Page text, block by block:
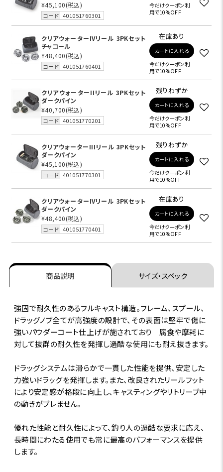
¥45,100(税込)
コード 401051760301
今だけクーポン利
用で10%OFF
クリアウォーターIVリール 3PKセット
チャコール
¥48,400(税込)
コード 401051760401
在庫あり
カートに入れる
今だけクーポン利
用で10%OFF
クリアウォーターIIリール 3PKセット
ダークパイン
¥40,700(税込)
コード 401051770201
残りわずか
カートに入れる
今だけクーポン利
用で10%OFF
クリアウォーターIIIリール 3PKセット
ダークパイン
¥45,100(税込)
コード 401051770301
残りわずか
カートに入れる
今だけクーポン利
用で10%OFF
クリアウォーターIVリール 3PKセット
ダークパイン
¥48,400(税込)
コード 401051770401
在庫あり
カートに入れる
今だけクーポン利
用で10%OFF
商品説明 サイズ・スペック
強固で耐久性のあるフルキャスト構造。フレーム、スプール、
ドラッグノブ全てが高強度の設計で、その表面は堅牢で傷に
強いパウダーコート仕上げが施されており 腐食や摩耗に
対して抜群の耐久性を発揮し過酷な使用にも耐え抜きます。
ドラッグシステムは滑らかで一貫した性能を提供、安定した
力強いドラッグを発揮します。また、改良されたリールフット
により安定感が格段に向上し、キャスティングやリトリーブ中
の動きがブレません。
優れた性能と耐久性によって、釣り人の過酷な要求に応え、
長時間にわたる使用でも常に最高のパフォーマンスを提供
します。